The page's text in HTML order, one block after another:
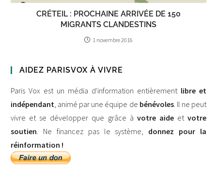
CRÉTEIL : PROCHAINE ARRIVÉE DE 150
MIGRANTS CLANDESTINS
1 novembre 2016
AIDEZ PARISVOX À VIVRE
Paris Vox est un média d'information entièrement libre et
indépendant, animé par une équipe de bénévoles. Il ne peut
vivre et se développer que grâce à votre aideet votre
soutien. Ne financez pas le système, donnez pour la
réinformation !